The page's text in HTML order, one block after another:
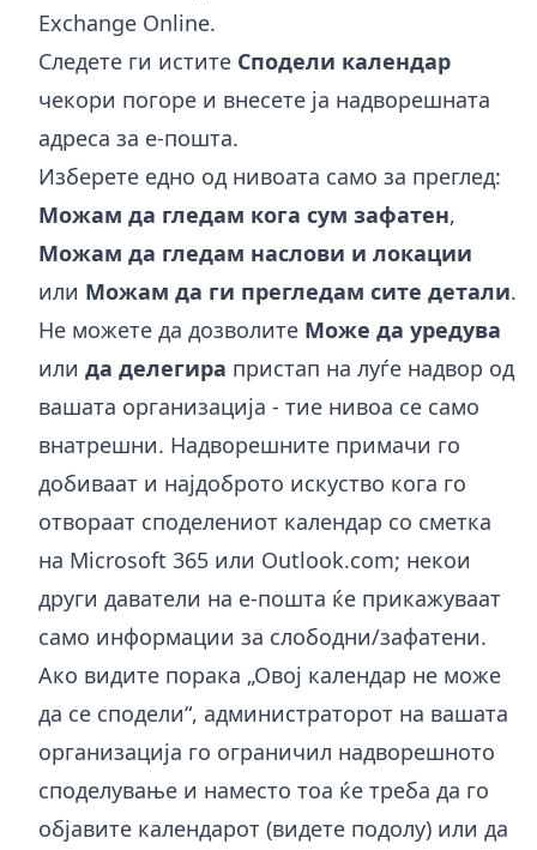
Exchange Online.
Следете ги истите Сподели календар
чекори погоре и внесете ја надворешната
адреса за е-пошта.
Изберете едно од нивоата само за преглед:
Можам да гледам кога сум зафатен,
Можам да гледам наслови и локации
или Можам да ги прегледам сите детали.
Не можете да дозволите Може да уредува
или да делегира пристап на луѓе надвор од
вашата организација - тие нивоа се само
внатрешни. Надворешните примачи го
добиваат и најдоброто искуство кога го
отвораат споделениот календар со сметка
на Microsoft 365 или Outlook.com; некои
други даватели на е-пошта ќе прикажуваат
само информации за слободни/зафатени.
Ако видите порака „Овој календар не може
да се сподели“, администраторот на вашата
организација го ограничил надворешното
споделување и наместо тоа ќе треба да го
објавите календарот (видете подолу) или да